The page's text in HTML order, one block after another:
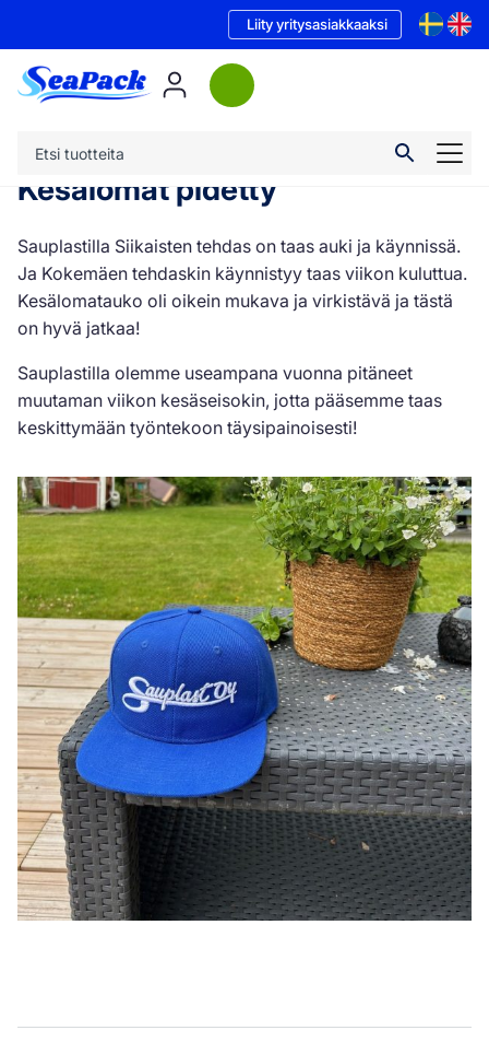
Liity yritysasiakkaaksi
Kesälomat pidetty
Sauplastilla Siikaisten tehdas on taas auki ja käynnissä.
Ja Kokemäen tehdaskin käynnistyy taas viikon kuluttua.
Kesälomatauko oli oikein mukava ja virkistävä ja tästä
on hyvä jatkaa!
Sauplastilla olemme useampana vuonna pitäneet
muutaman viikon kesäseisokin, jotta pääsemme taas
keskittymään työntekoon täysipainoisesti!